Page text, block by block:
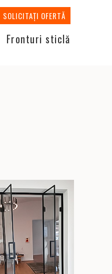
dimensiuni și tehnici personalizate
SOLICITAȚI OFERTĂ
Fronturi sticlă